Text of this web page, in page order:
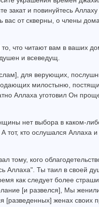
закат и повинуйтесь Аллаху
вас от скверны, о члены
что читают вам в ваших
и всеведущ.
для верующих,
милостыню,
Аллаха уготовил Он
нет выбора в каком-
тот, кто ослушался Аллаха и
тому, кого
Аллаха". Ты таил в своей
как следует более
[и развелся], Мы
[разведенных] женах своих